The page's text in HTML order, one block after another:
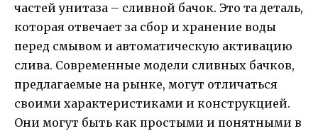
частей унитаза – сливной бачок. Это та деталь,
которая отвечает за сбор и хранение воды
перед смывом и автоматическую активацию
слива. Современные модели сливных бачков,
предлагаемые на рынке, могут отличаться
своими характеристиками и конструкцией.
Они могут быть как простыми и понятными в